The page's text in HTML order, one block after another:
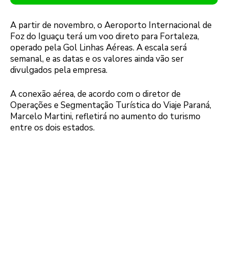
A partir de novembro, o Aeroporto Internacional de
Foz do Iguaçu terá um voo direto para Fortaleza,
operado pela Gol Linhas Aéreas. A escala será
semanal, e as datas e os valores ainda vão ser
divulgados pela empresa.
A conexão aérea, de acordo com o diretor de
Operações e Segmentação Turística do Viaje Paraná,
Marcelo Martini, refletirá no aumento do turismo
entre os dois estados.